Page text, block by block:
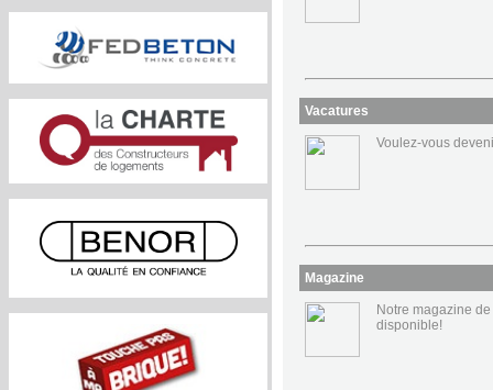
Vacatures
Voulez-vous
Magazine
Notre magazine
disponible!